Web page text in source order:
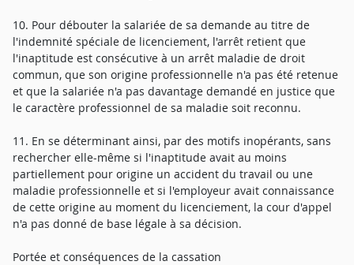
10. Pour débouter la salariée de sa demande au titre de
l'indemnité spéciale de licenciement, l'arrêt retient que
l'inaptitude est consécutive à un arrêt maladie de droit
commun, que son origine professionnelle n'a pas été retenue
et que la salariée n'a pas davantage demandé en justice que
le caractère professionnel de sa maladie soit reconnu.
11. En se déterminant ainsi, par des motifs inopérants, sans
rechercher elle-même si l'inaptitude avait au moins
partiellement pour origine un accident du travail ou une
maladie professionnelle et si l'employeur avait connaissance
de cette origine au moment du licenciement, la cour d'appel
n'a pas donné de base légale à sa décision.
Portée et conséquences de la cassation